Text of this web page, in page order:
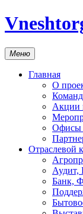
Меню
Главная
О
Акции
Офисы
Отраслевой
Аудит,
Банк,